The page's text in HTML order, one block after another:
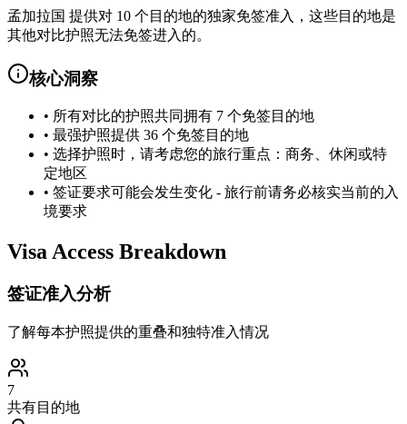
孟加拉国 提供对 10 个目的地的独家免签准入，这些目的地是
其他对比护照无法免签进入的。
核心洞察
• 所有对比的护照共同拥有 7 个免签目的地
• 最强护照提供 36 个免签目的地
• 选择护照时，请考虑您的旅行重点：商务、休闲或特
定地区
• 签证要求可能会发生变化 - 旅行前请务必核实当前的入
境要求
Visa Access Breakdown
签证准入分析
了解每本护照提供的重叠和独特准入情况
7
共有目的地